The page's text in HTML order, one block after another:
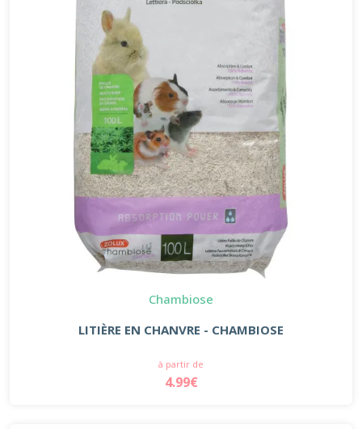
Chambiose
LITIÈRE EN CHANVRE - CHAMBIOSE
à partir de
4.99€